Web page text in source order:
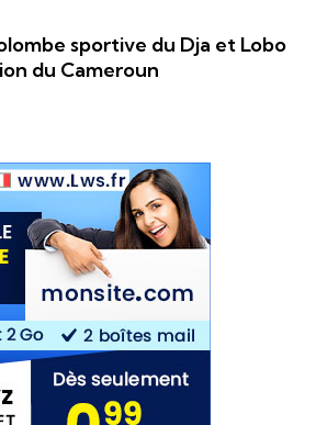
sportive du Dja et Lobo
du Cameroun